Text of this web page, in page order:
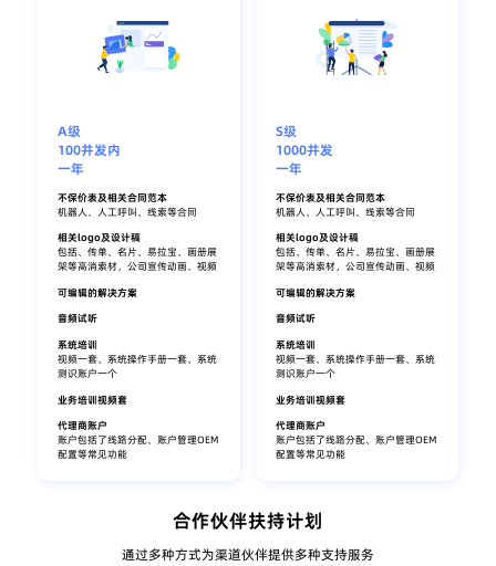
A级
100并发内
一年
不保价表及相关合同范本
机器人、人工呼叫、线索等合同
相关logo及设计稿
包括、传单、名片、易拉宝、画册展
架等高消索材，公司宣传动画、视频
可编辑的解决方案
音频试听
系统培训
视频一套、系统操作手册一套、系统
测识账户一个
业务培训视频套
代理商账户
账户包括了线路分配、账户管理OEM
配置等常见功能
S级
1000并发
一年
不保价表及相关合同范本
机器人、人工呼叫、线索等合同
相关logo及设计稿
包括、传单、名片、易拉宝、画册展
架等高消索材，公司宣传动画、视频
可编辑的解决方案
音频试听
系统培训
视频一套、系统操作手册一套、系统
测识账户一个
业务培训视频套
代理商账户
账户包括了线路分配、账户管理OEM
配置等常见功能
合作伙伴扶持计划
通过多种方式为渠道伙伴提供多种支持服务